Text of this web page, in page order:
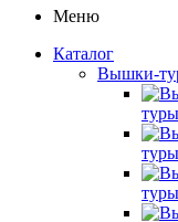
Меню
Каталог
Вышки-